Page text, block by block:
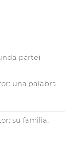
parte)
una palabra
su familia,